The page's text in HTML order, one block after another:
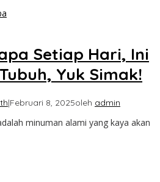
Setiap Hari, Ini
Yuk Simak!
|Februari 8, 2025oleh admin
minuman alami yang kaya akan